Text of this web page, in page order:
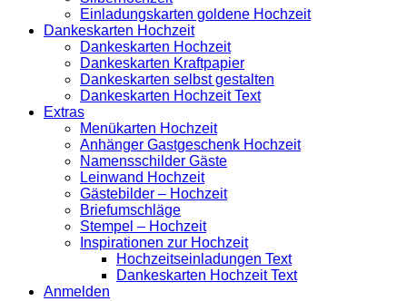
Einladungskarten goldene Hochzeit
Dankeskarten Hochzeit
Dankeskarten Hochzeit
Dankeskarten Kraftpapier
Dankeskarten selbst gestalten
Dankeskarten Hochzeit Text
Extras
Menükarten Hochzeit
Anhänger Gastgeschenk Hochzeit
Namensschilder Gäste
Leinwand Hochzeit
Gästebilder – Hochzeit
Briefumschläge
Stempel – Hochzeit
Inspirationen zur Hochzeit
Hochzeitseinladungen Text
Dankeskarten Hochzeit Text
Anmelden